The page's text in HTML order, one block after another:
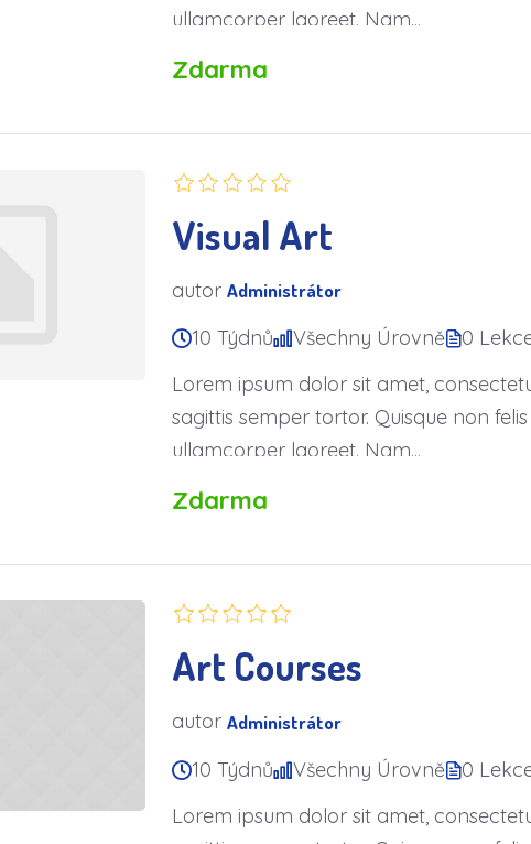
ullamcorper laoreet. Nam...
Zdarma
Visual Art
autor Administrátor
10 Týdnů Všechny Úrovně 0
Lorem ipsum dolor sit amet,
sagittis semper tortor. Quisque non
ullamcorper laoreet. Nam...
Zdarma
Art Courses
autor Administrátor
10 Týdnů Všechny Úrovně 0
Lorem ipsum dolor sit amet,